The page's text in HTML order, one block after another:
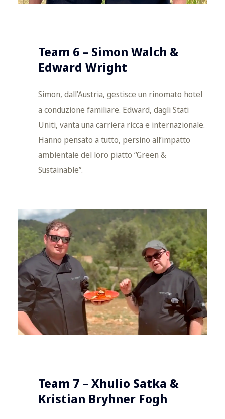
Team 6 – Simon Walch &
Edward Wright
Simon, dall’Austria, gestisce un rinomato hotel
a conduzione familiare. Edward, dagli Stati
Uniti, vanta una carriera ricca e internazionale.
Hanno pensato a tutto, persino all’impatto
ambientale del loro piatto “Green &
Sustainable”.
Team 7 – Xhulio Satka &
Kristian Bryhner Fogh